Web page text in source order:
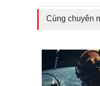
Cùng chuyên